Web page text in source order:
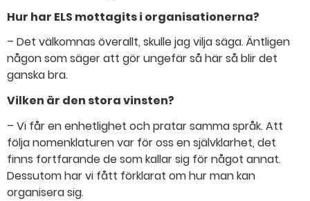
Hur har ELS mottagits i organisationerna?
– Det välkomnas överallt, skulle jag vilja säga. Äntligen
någon som säger att gör ungefär så här så blir det
ganska bra.
Vilken är den stora vinsten?
– Vi får en enhetlighet och pratar samma språk. Att
följa nomenklaturen var för oss en självklarhet, det
finns fortfarande de som kallar sig för något annat.
Dessutom har vi fått förklarat om hur man kan
organisera sig.